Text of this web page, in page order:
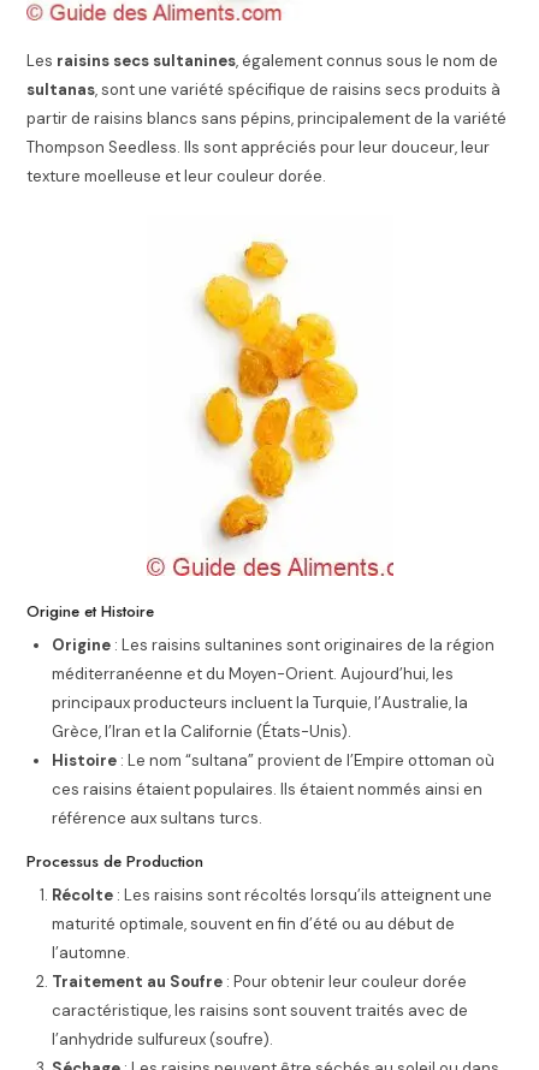
Les raisins secs sultanines, également connus sous le nom de
sultanas, sont une variété spécifique de raisins secs produits à
partir de raisins blancs sans pépins, principalement de la variété
Thompson Seedless. Ils sont appréciés pour leur douceur, leur
texture moelleuse et leur couleur dorée.
Origine et Histoire
Origine : Les raisins sultanines sont originaires de la région
méditerranéenne et du Moyen-Orient. Aujourd’hui, les
principaux producteurs incluent la Turquie, l’Australie, la
Grèce, l’Iran et la Californie (États-Unis).
Histoire : Le nom “sultana” provient de l’Empire ottoman où
ces raisins étaient populaires. Ils étaient nommés ainsi en
référence aux sultans turcs.
Processus de Production
Récolte : Les raisins sont récoltés lorsqu’ils atteignent une
maturité optimale, souvent en fin d’été ou au début de
l’automne.
Traitement au Soufre : Pour obtenir leur couleur dorée
caractéristique, les raisins sont souvent traités avec de
l’anhydride sulfureux (soufre).